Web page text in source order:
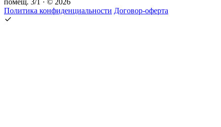
Политика конфиденциальности Договор-оферта